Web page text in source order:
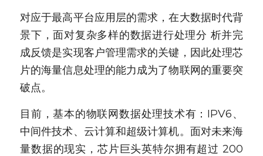
对应于最高平台应用层的需求，在大数据时代背
景下，面对复杂多样的数据进行处理分 析并完
成反馈是实现客户管理需求的关键，因此处理芯
片的海量信息处理的能力成为了物联网的重要突
破点。
目前，基本的物联网数据处理技术有：IPV6、
中间件技术、云计算和超级计算机。面对未来海
量数据的现实，芯片巨头英特尔拥有超过 200